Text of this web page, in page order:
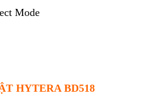
Mode
HYTERA BD518